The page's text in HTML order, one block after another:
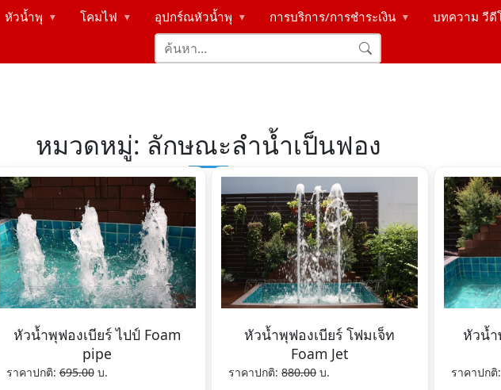
หัวน้ำพุ ▶ โคมไฟ ▶ อุปกร์ณหัวน้ำพุ ▶ การบริการ/การชำระเงิน ▶ บทความ วีดี
หมวดหมู่: ลักษณะลำน้ำเป็นฟอง
หัวน้ำพุฟองเบียร์ ไปป์ Foam
pipe
ราคาปกติ:695.00บ.
หัวน้ำพุฟองเบียร์ โฟมเจ็ท
Foam Jet
ราคาปกติ: 880.00 บ.
หัวน้ำ
ราคาปก